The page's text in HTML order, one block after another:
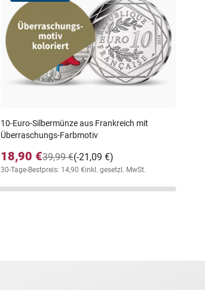
10-Euro-Silbermünze aus Frankreich mit
Überraschungs-Farbmotiv
18,90 € (-21,09 €)
39,99 €
30-Tage-Bestpreis: 14,90 €inkl. gesetzl. MwSt.